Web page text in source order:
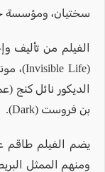
سختيان، ومؤسسة
الفيلم من تأليف
الديكور نائل كنج
بن فروست (Dark).
يضم الفيلم طاقم
ومنهم الممثل